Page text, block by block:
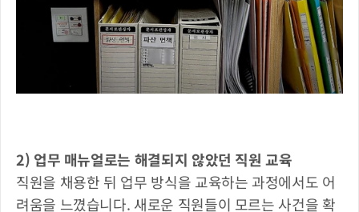
2) 업무 매뉴얼로는 해결되지 않았던 직원 교육
직원을 채용한 뒤 업무 방식을 교육하는 과정에서도 어
려움을 느꼈습니다. 새로운 직원들이 모르는 사건을 확